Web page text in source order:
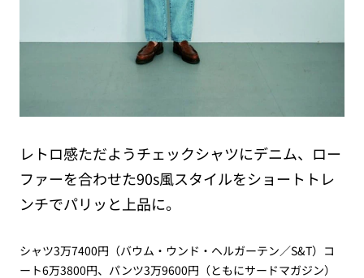
レトロ感ただようチェックシャツにデニム、ロー
ファーを合わせた90s風スタイルをショートトレ
ンチでパリッと上品に。
シャツ3万7400円（バウム・ウンド・ヘルガーテン／S&T）コ
ート6万3800円、パンツ3万9600円（ともにサードマガジン）